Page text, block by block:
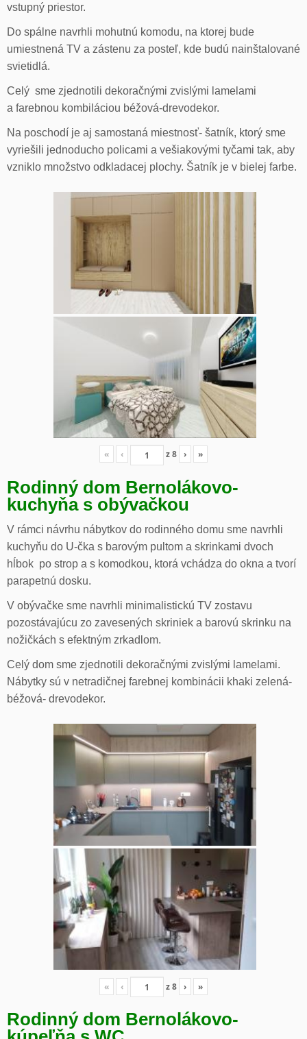
vstupný priestor.
Do spálne navrhli mohutnú komodu, na ktorej bude
umiestnená TV a zástenu za posteľ, kde budú nainštalované
svietidlá.
Celý sme zjednotili dekoračnými zvislými lamelami
a farebnou kombiláciou béžová-drevodekor.
Na poschodí je aj samostaná miestnosť- šatník, ktorý sme
vyriešili jednoducho policami a vešiakovými tyčami tak, aby
vzniklo množstvo odkladacej plochy. Šatník je v bielej farbe.
« ‹ z8 › »
Rodinný dom Bernolákovo-
kuchyňa s obývačkou
V rámci návrhu nábytkov do rodinného domu sme navrhli
kuchyňu do U-čka s barovým pultom a skrinkami dvoch
hĺbok po strop a s komodkou, ktorá vchádza do okna a tvorí
parapetnú dosku.
V obývačke sme navrhli minimalistickú TV zostavu
pozostávajúcu zo zavesených skriniek a barovú skrinku na
nožičkách s efektným zrkadlom.
Celý dom sme zjednotili dekoračnými zvislými lamelami.
Nábytky sú v netradičnej farebnej kombinácii khaki zelená-
béžová- drevodekor.
« ‹ z8 › »
Rodinný dom Bernolákovo-